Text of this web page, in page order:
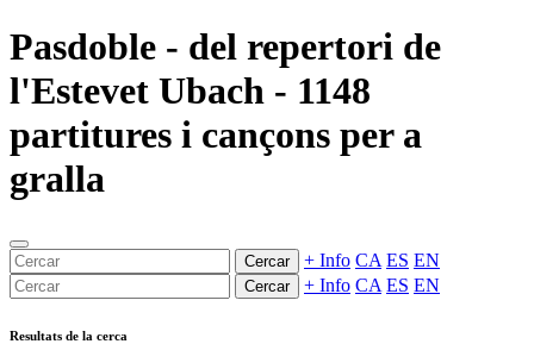
Pasdoble - del repertori de
l'Estevet Ubach - 1148
partitures i cançons per a
gralla
Cercar + Info CA ES EN
Cercar + Info CA ES EN
Resultats de la cerca